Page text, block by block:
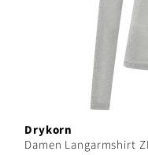
Drykorn
Damen Langarmshirt